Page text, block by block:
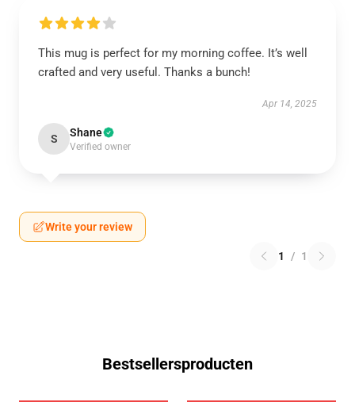
This mug is perfect for my morning coffee. It’s well
crafted and very useful. Thanks a bunch!
Apr 14, 2025
S Shane
Verified owner
Write your review
1 / 1
Bestsellersproducten